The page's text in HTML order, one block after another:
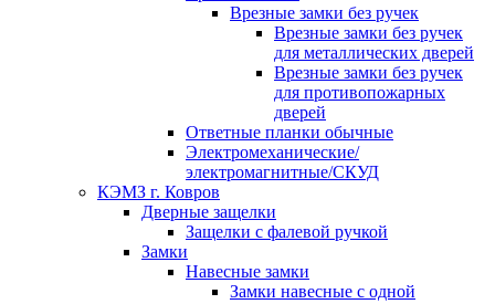
Врезные замки без ручек
Врезные замки без ручек
для металлических дверей
Врезные замки без ручек
для противопожарных
дверей
Ответные планки обычные
Электромеханические/
электромагнитные/СКУД
КЭМЗ г. Ковров
Дверные защелки
Защелки с фалевой ручкой
Замки
Навесные замки
Замки навесные с одной